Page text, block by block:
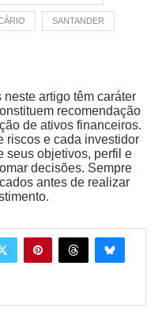
SANTANDER
artigo têm caráter
recomendação
de ativos financeiros.
riscos e cada investidor
seus objetivos, perfil e
decisões. Sempre
antes de realizar